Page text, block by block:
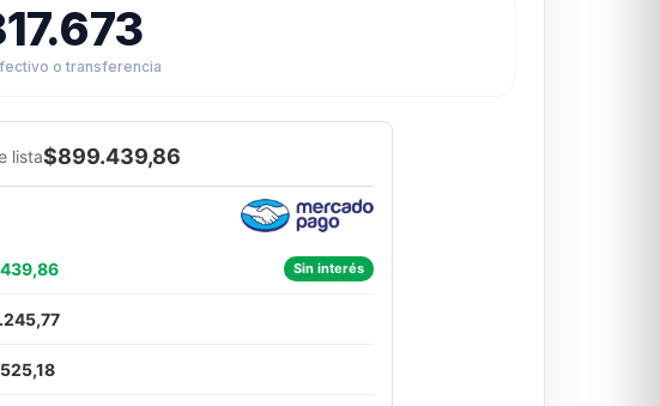
o transferencia
lista$899.439,86
Sin interés